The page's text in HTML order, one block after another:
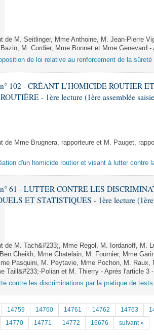
de M. Seitlinger, Mme Anthoine, M. Jean-Pierre
Bazin, M. Cordier, Mme Bonnet et Mme Genevard
de loi relative au renforcement de la
102 - CRÉANT L’HOMICIDE ROUTIER
- 1ère lecture (1ère assemblée
de Mme Brugnera, rapporteure et M. Pauget,
d'un homicide routier et visant à lutter contre
61 - LUTTER CONTRE LES
ET STATISTIQUES - 1ère lecture (1ère
de M. Tach&#233;, Mme Regol, M. Iordanoff, M.
Cheikh, Mme Chatelain, M. Fournier, Mme
Pasquini, M. Peytavie, Mme Pochon, M.
Taill&#233;-Polian et M. Thierry - Après l'article 3
contre les discriminations par la pratique de
14759 14760 14761 14762 14763
14770 14771 14772 16676 suivant »